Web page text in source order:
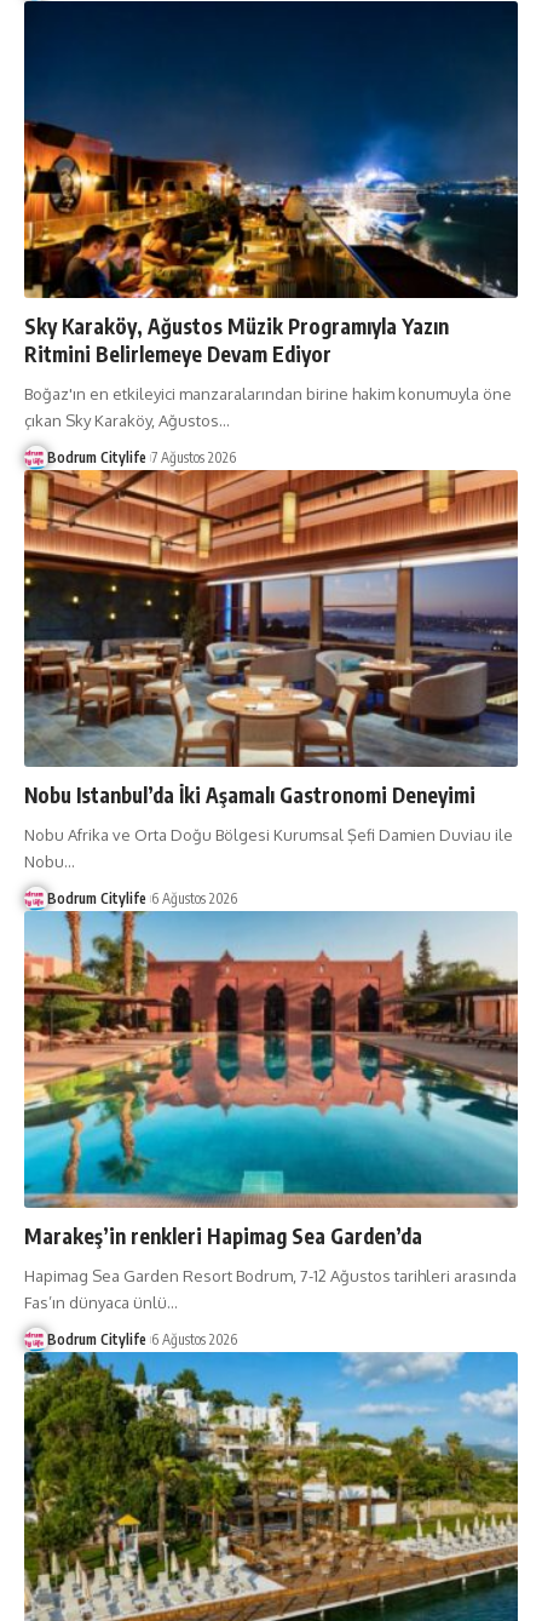
Sky Karaköy, Ağustos Müzik Programıyla Yazın
Ritmini Belirlemeye Devam Ediyor
Boğaz'ın en etkileyici manzaralarından birine hakim konumuyla öne
çıkan Sky Karaköy, Ağustos…
Bodrum Citylife 7 Ağustos 2026
Nobu Istanbul’da İki Aşamalı Gastronomi Deneyimi
Nobu Afrika ve Orta Doğu Bölgesi Kurumsal Şefi Damien Duviau ile
Nobu…
Bodrum Citylife 6 Ağustos 2026
Marakeş’in renkleri Hapimag Sea Garden’da
Hapimag Sea Garden Resort Bodrum, 7-12 Ağustos tarihleri arasında
Fas’ın dünyaca ünlü…
Bodrum Citylife 6 Ağustos 2026